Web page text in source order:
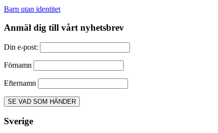
Barn utan identitet
Anmäl dig till vårt nyhetsbrev
Din e-post:
Förnamn
Efternamn
Sverige